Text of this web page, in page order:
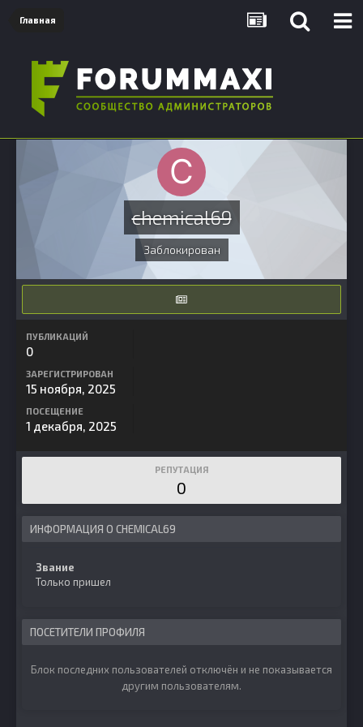
Главная
chemical69
Заблокирован
ПУБЛИКАЦИЙ
0
ЗАРЕГИСТРИРОВАН
15 ноября, 2025
ПОСЕЩЕНИЕ
1 декабря, 2025
РЕПУТАЦИЯ
0
ИНФОРМАЦИЯ О CHEMICAL69
Звание
Только пришел
ПОСЕТИТЕЛИ ПРОФИЛЯ
Блок последних пользователей отключён и не показывается
другим пользователям.